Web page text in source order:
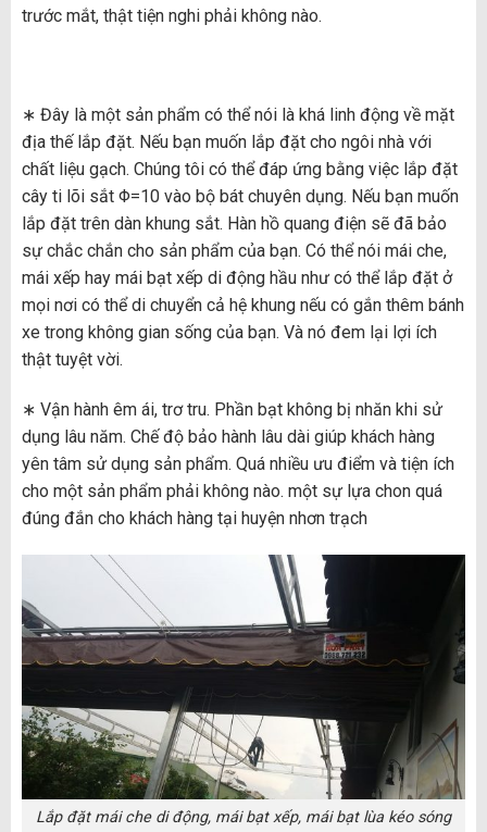
trước mắt, thật tiện nghi phải không nào.
∗ Đây là một sản phẩm có thể nói là khá linh động về mặt
địa thế lắp đặt. Nếu bạn muốn lắp đặt cho ngôi nhà với
chất liệu gạch. Chúng tôi có thể đáp ứng bằng việc lắp đặt
cây ti lõi sắt Φ=10 vào bộ bát chuyên dụng. Nếu bạn muốn
lắp đặt trên dàn khung sắt. Hàn hồ quang điện sẽ đã bảo
sự chắc chắn cho sản phẩm của bạn. Có thể nói mái che,
mái xếp hay mái bạt xếp di động hầu như có thể lắp đặt ở
mọi nơi có thể di chuyển cả hệ khung nếu có gắn thêm bánh
xe trong không gian sống của bạn. Và nó đem lại lợi ích
thật tuyệt vời.
∗ Vận hành êm ái, trơ tru. Phần bạt không bị nhăn khi sử
dụng lâu năm. Chế độ bảo hành lâu dài giúp khách hàng
yên tâm sử dụng sản phẩm. Quá nhiều ưu điểm và tiện ích
cho một sản phẩm phải không nào. một sự lựa chon quá
đúng đắn cho khách hàng tại huyện nhơn trạch
Lắp đặt mái che di động, mái bạt xếp, mái bạt lùa kéo sóng